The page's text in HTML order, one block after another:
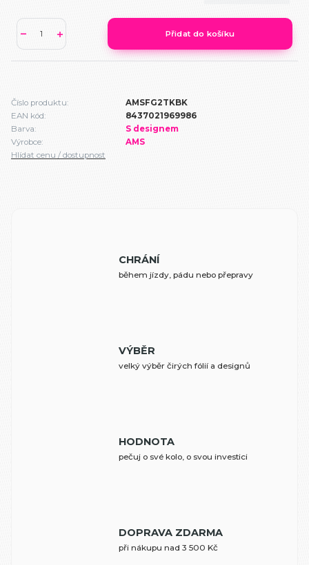
Přidat do košíku
Číslo produktu:
AMSFG2TKBK
EAN kód:
8437021969986
Barva:
S designem
Výrobce:
AMS
Hlídat cenu / dostupnost
CHRÁNÍ
během jízdy, pádu nebo přepravy
VÝBĚR
velký výběr čirých fólií a designů
HODNOTA
pečuj o své kolo, o svou investici
DOPRAVA ZDARMA
při nákupu nad 3 500 Kč